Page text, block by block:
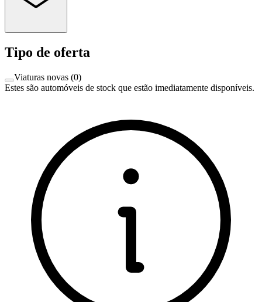
Tipo de oferta
Viaturas novas (0)
Estes são automóveis de stock que estão imediatamente disponíveis.